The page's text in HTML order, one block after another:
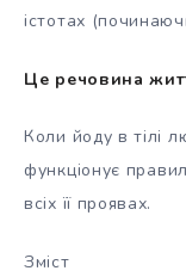
істотах
Це речовина
Коли йоду в тілі
функціонує
всіх її проявах.
Зміст